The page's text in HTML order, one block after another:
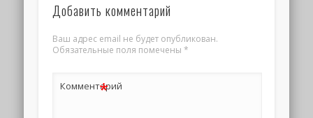
Добавить комментарий
Ваш адрес email не будет опубликован.
Обязательные поля помечены *
Комментарий
*